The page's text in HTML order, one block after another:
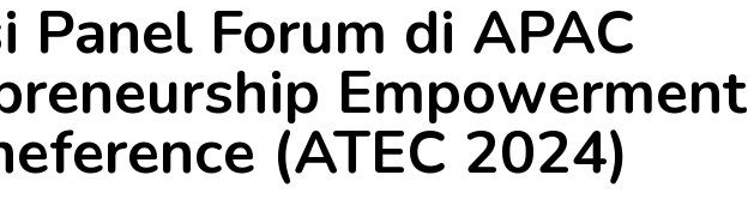
Panel Forum di APAC
Empowerment
(ATEC 2024)